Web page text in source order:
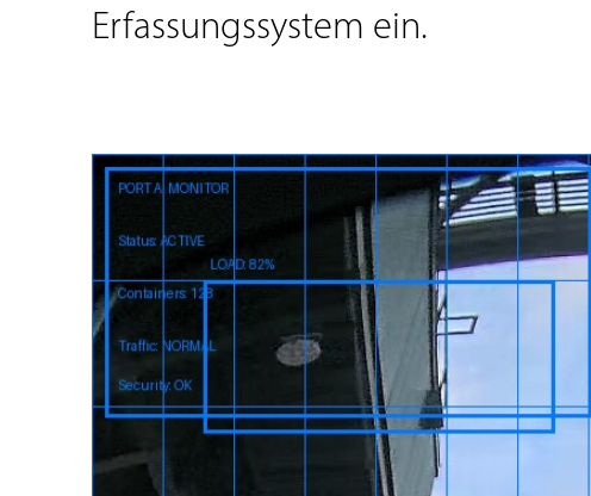
Erfassungssystem ein.